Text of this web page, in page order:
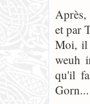
Après,
et par
Moi, il
weuh
qu'il